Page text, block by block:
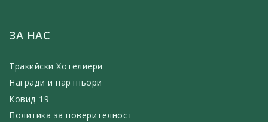
ЗА НАС
Тракийски Хотелиери
Награди и партньори
Ковид 19
Политика за поверителност